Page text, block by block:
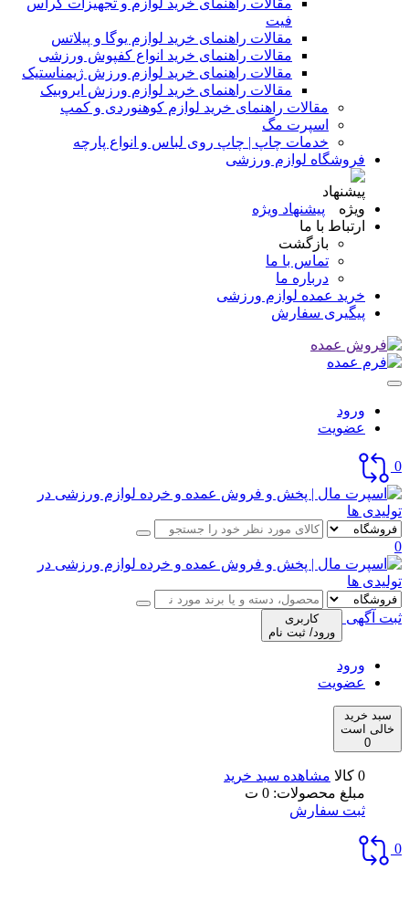
مقالات راهنمای خرید لوازم و تجهیزات کراس
فیت
مقالات راهنمای خرید لوازم یوگا و پیلاتس
مقالات راهنمای خرید انواع کفپوش ورزشی
مقالات راهنمای خرید لوازم ورزش ژیمناستیک
مقالات راهنمای خرید لوازم ورزش ایروبیک
مقالات راهنمای خرید لوازم کوهنوردی و کمپ
اسپرت مگ
خدمات چاپ | چاپ روی لباس و انواع پارچه
فروشگاه لوازم ورزشی
پیشنهاد ویژه
ارتباط با ما
بازگشت
تماس با ما
درباره ما
خرید عمده لوازم ورزشی
پیگیری سفارش
ورود
عضویت
0
0
ثبت آگهی
کاربری
ورود/ ثبت نام
ورود
عضویت
سبد خرید
خالی است
0
0 کالا
مشاهده سبد خرید
مبلغ محصولات: 0 ت
ثبت سفارش
0